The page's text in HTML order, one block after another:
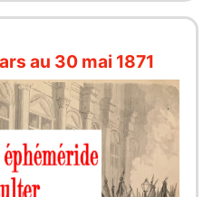
au 30 mai 1871